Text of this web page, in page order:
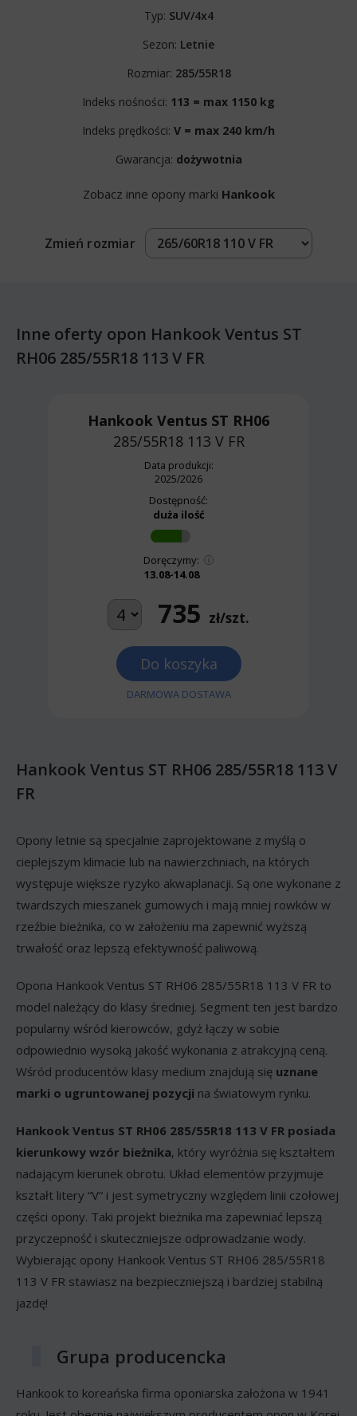
Typ: SUV/4x4
Sezon: Letnie
Rozmiar: 285/55R18
Indeks nośności: 113 = max 1150 kg
Indeks prędkości: V = max 240 km/h
Gwarancja: dożywotnia
Zobacz inne opony marki Hankook
Zmień rozmiar
Inne oferty opon Hankook Ventus ST
RH06 285/55R18 113 V FR
Hankook Ventus ST RH06
285/55R18 113 V FR
Data produkcji:
2025/2026
Dostępność:
duża ilość
Doręczymy:
13.08-14.08
735 zł/szt.
Do koszyka
DARMOWA DOSTAWA
Hankook Ventus ST RH06 285/55R18 113 V
FR
Opony letnie są specjalnie zaprojektowane z myślą o
cieplejszym klimacie lub na nawierzchniach, na których
występuje większe ryzyko akwaplanacji. Są one wykonane z
twardszych mieszanek gumowych i mają mniej rowków w
rzeźbie bieżnika, co w założeniu ma zapewnić wyższą
trwałość oraz lepszą efektywność paliwową.
Opona Hankook Ventus ST RH06 285/55R18 113 V FR to
model należący do klasy średniej. Segment ten jest bardzo
popularny wśród kierowców, gdyż łączy w sobie
odpowiednio wysoką jakość wykonania z atrakcyjną ceną.
Wśród producentów klasy medium znajdują się uznane
marki o ugruntowanej pozycji na światowym rynku.
Hankook Ventus ST RH06 285/55R18 113 V FR posiada
kierunkowy wzór bieżnika, który wyróżnia się kształtem
nadającym kierunek obrotu. Układ elementów przyjmuje
kształt litery “V“ i jest symetryczny względem linii czołowej
części opony. Taki projekt bieżnika ma zapewniać lepszą
przyczepność i skuteczniejsze odprowadzanie wody.
Wybierając opony Hankook Ventus ST RH06 285/55R18
113 V FR stawiasz na bezpieczniejszą i bardziej stabilną
jazdę!
Grupa producencka
Hankook to koreańska firma oponiarska założona w 1941